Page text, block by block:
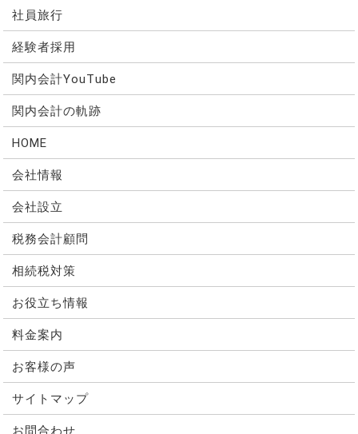
社員旅行
経験者採用
関内会計YouTube
関内会計の軌跡
HOME
会社情報
会社設立
税務会計顧問
相続税対策
お役立ち情報
料金案内
お客様の声
サイトマップ
お問合わせ